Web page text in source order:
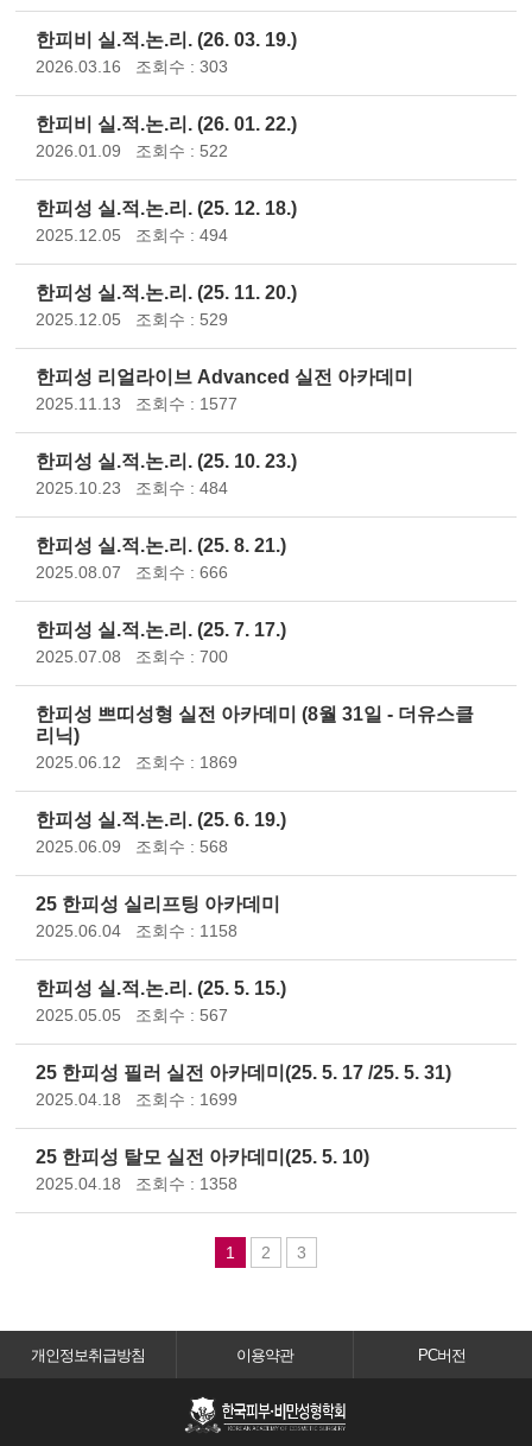
한피비 실.적.논.리. (26. 03. 19.)
2026.03.16 조회수 : 303
한피비 실.적.논.리. (26. 01. 22.)
2026.01.09 조회수 : 522
한피성 실.적.논.리. (25. 12. 18.)
2025.12.05 조회수 : 494
한피성 실.적.논.리. (25. 11. 20.)
2025.12.05 조회수 : 529
한피성 리얼라이브 Advanced 실전 아카데미
2025.11.13 조회수 : 1577
한피성 실.적.논.리. (25. 10. 23.)
2025.10.23 조회수 : 484
한피성 실.적.논.리. (25. 8. 21.)
2025.08.07 조회수 : 666
한피성 실.적.논.리. (25. 7. 17.)
2025.07.08 조회수 : 700
한피성 쁘띠성형 실전 아카데미 (8월 31일 - 더유스클
리닉)
2025.06.12 조회수 : 1869
한피성 실.적.논.리. (25. 6. 19.)
2025.06.09 조회수 : 568
25 한피성 실리프팅 아카데미
2025.06.04 조회수 : 1158
한피성 실.적.논.리. (25. 5. 15.)
2025.05.05 조회수 : 567
25 한피성 필러 실전 아카데미(25. 5. 17 /25. 5. 31)
2025.04.18 조회수 : 1699
25 한피성 탈모 실전 아카데미(25. 5. 10)
2025.04.18 조회수 : 1358
1 2 3
개인정보취급방침 이용약관 PC버전